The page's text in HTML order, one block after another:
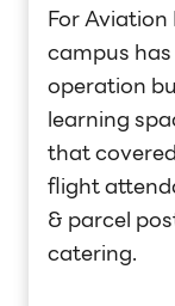
For
campus
operation
learning
that
flight
& parcel
catering.